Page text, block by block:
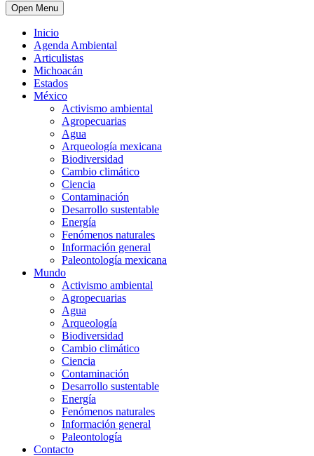
Open Menu
Inicio
Agenda Ambiental
Articulistas
Michoacán
Estados
México
Activismo ambiental
Agropecuarias
Agua
Arqueología mexicana
Biodiversidad
Cambio climático
Ciencia
Contaminación
Desarrollo sustentable
Energía
Fenómenos naturales
Información general
Paleontología mexicana
Mundo
Activismo ambiental
Agropecuarias
Agua
Arqueología
Biodiversidad
Cambio climático
Ciencia
Contaminación
Desarrollo sustentable
Energía
Fenómenos naturales
Información general
Paleontología
Contacto